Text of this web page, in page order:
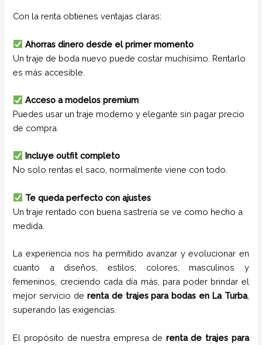
Con la renta obtienes ventajas claras:
Ahorras dinero desde el primer momento
Un traje de boda nuevo puede costar muchísimo. Rentarlo
es más accesible.
Acceso a modelos premium
Puedes usar un traje moderno y elegante sin pagar precio
de compra.
Incluye outfit completo
No solo rentas el saco, normalmente viene con todo.
Te queda perfecto con ajustes
Un traje rentado con buena sastrería se ve como hecho a
medida.
La experiencia nos ha permitido avanzar y evolucionar en
cuanto a diseños, estilos, colores, masculinos y
femeninos, creciendo cada día más, para poder brindar el
mejor servicio de renta de trajes para bodas en La Turba,
superando las exigencias.
El propósito de nuestra empresa de renta de trajes para